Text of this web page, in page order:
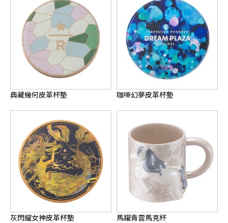
典藏幾何皮革杯墊 咖啡幻夢皮革杯墊
灰閃耀女神皮革杯墊 馬躍青雲馬克杯